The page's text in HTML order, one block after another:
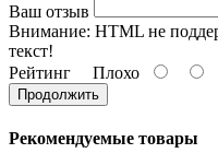
Ваш отзыв
Внимание: HTML не
текст!
Рейтинг Плохо
Продолжить
Рекомендуемые товары